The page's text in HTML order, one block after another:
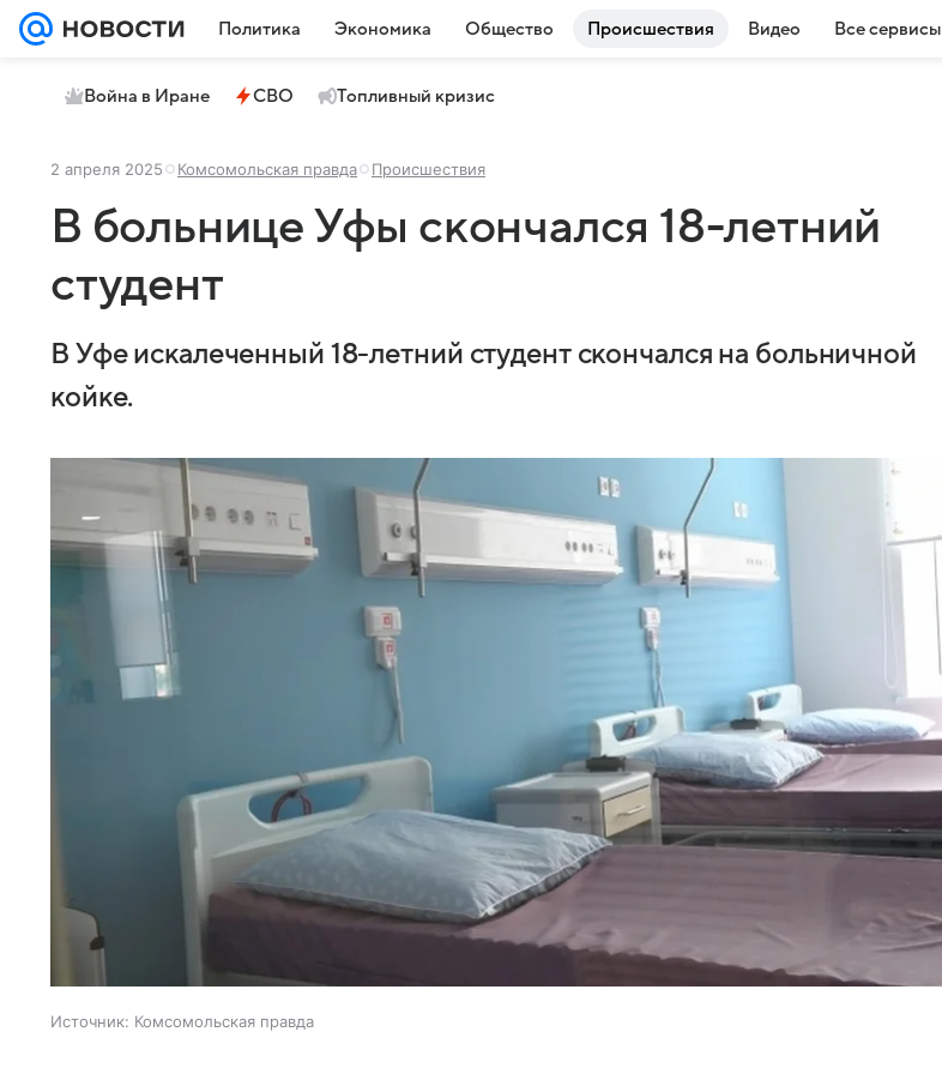
Политика Экономика Общество Происшествия Видео Все сервисы
Война в Иране СВО Топливный кризис
2 апреля 2025 Комсомольская правда Происшествия
В больнице Уфы скончался 18-летний
студент
В Уфе искалеченный 18-летний студент скончался на больничной
койке.
Источник: Комсомольская правда